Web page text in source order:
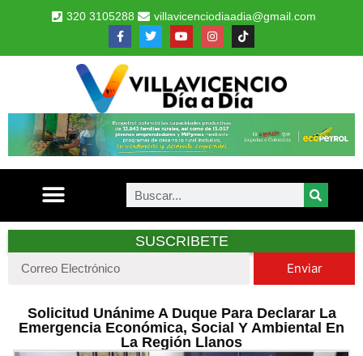
320 3105288 villavicenciodiaadia@gmail.com
SUSCRIBETE
Enviar
Solicitud Unánime A Duque Para Declarar La
Emergencia Económica, Social Y Ambiental En
La Región Llanos